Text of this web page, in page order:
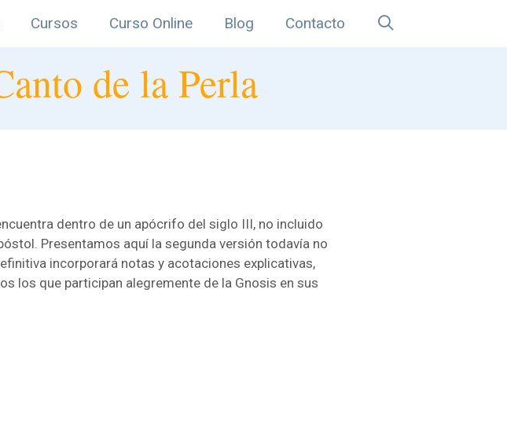
Cursos Curso Online Blog Contacto
de la Perla
dentro de un apócrifo del siglo III, no incluido
Presentamos aquí la segunda versión todavía no
incorporará notas y acotaciones explicativas,
los que participan alegremente de la Gnosis en sus